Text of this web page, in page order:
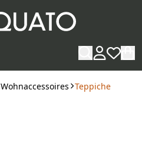
Wohnaccessoires Teppiche